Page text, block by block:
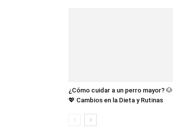
¿Cómo cuidar a un perro mayor? 🐶
💖 Cambios en la Dieta y Rutinas